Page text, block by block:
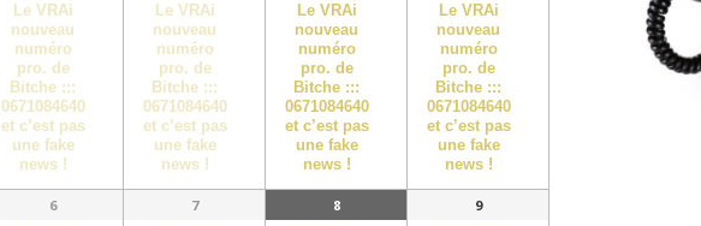
Le VRAi
nouveau
numéro
pro. de
Bitche :::
0671084640
et c’est pas
une fake
news !
Le VRAi
nouveau
numéro
pro. de
Bitche :::
0671084640
et c’est pas
une fake
news !
Le VRAi
nouveau
numéro
pro. de
Bitche :::
0671084640
et c’est pas
une fake
news !
Le VRAi
nouveau
numéro
pro. de
Bitche :::
0671084640
et c’est pas
une fake
news !
6
7
8
9